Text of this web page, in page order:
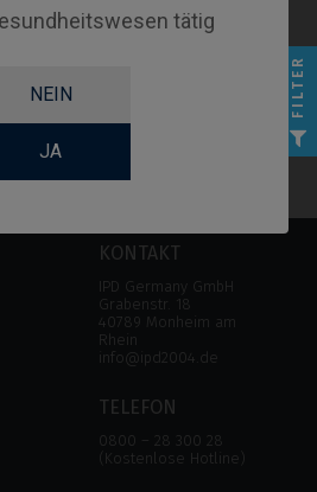
tätig
NEIN
JA
KONTAKT
IPD Germany GmbH
Grabenstr. 18
40789 Monheim am
Rhein
info@ipd2004.de
TELEFON
0800 – 28 300 28
(Kostenlose Hotline)
FILTER